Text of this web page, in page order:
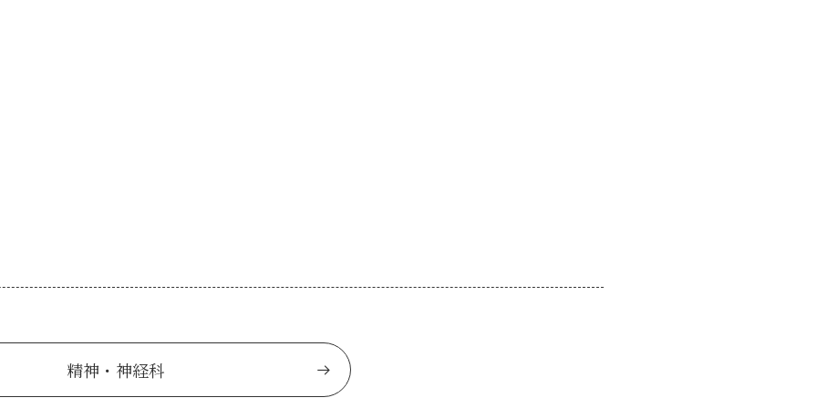
精神・神経科